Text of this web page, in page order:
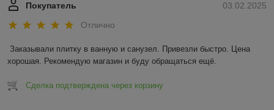
03.02.2025
Покупатель
Отлично
Заказывали плитку в ванную и санузел. Привезли быстро. Цена
хорошая. Рекомендую магазин и буду обращаться ещё.
Сделка подтверждена через корзину